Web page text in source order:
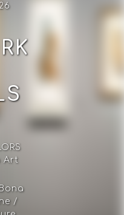
Art
/